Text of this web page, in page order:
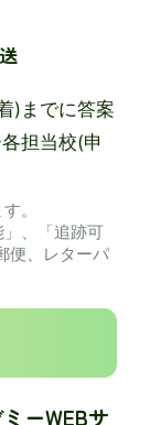
)までに答案
担当校(申
。
、「追跡可
便、レターパ
ーWEBサ